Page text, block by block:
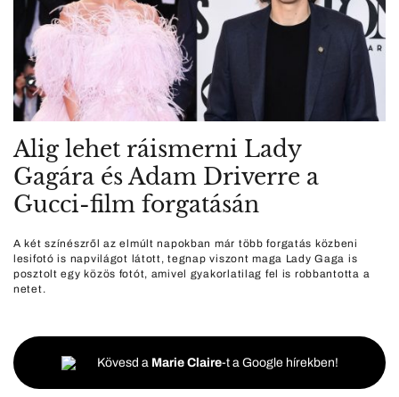
Alig lehet ráismerni Lady
Gagára és Adam Driverre a
Gucci-film forgatásán
A két színészről az elmúlt napokban már több forgatás közbeni
lesifotó is napvilágot látott, tegnap viszont maga Lady Gaga is
posztolt egy közös fotót, amivel gyakorlatilag fel is robbantotta a
netet.
Kövesd a Marie Claire-t a Google hírekben!